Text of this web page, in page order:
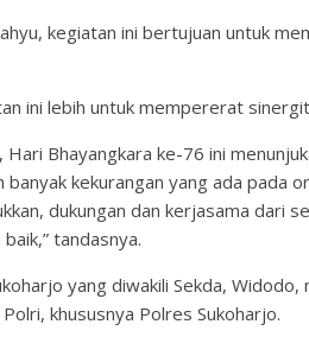
kegiatan ini bertujuan untuk
ini lebih untuk mempererat
Bhayangkara ke-76 ini
kekurangan yang ada pada
dukungan dan kerjasama dari
tandasnya.
yang diwakili Sekda,
khususnya Polres Sukoharjo.